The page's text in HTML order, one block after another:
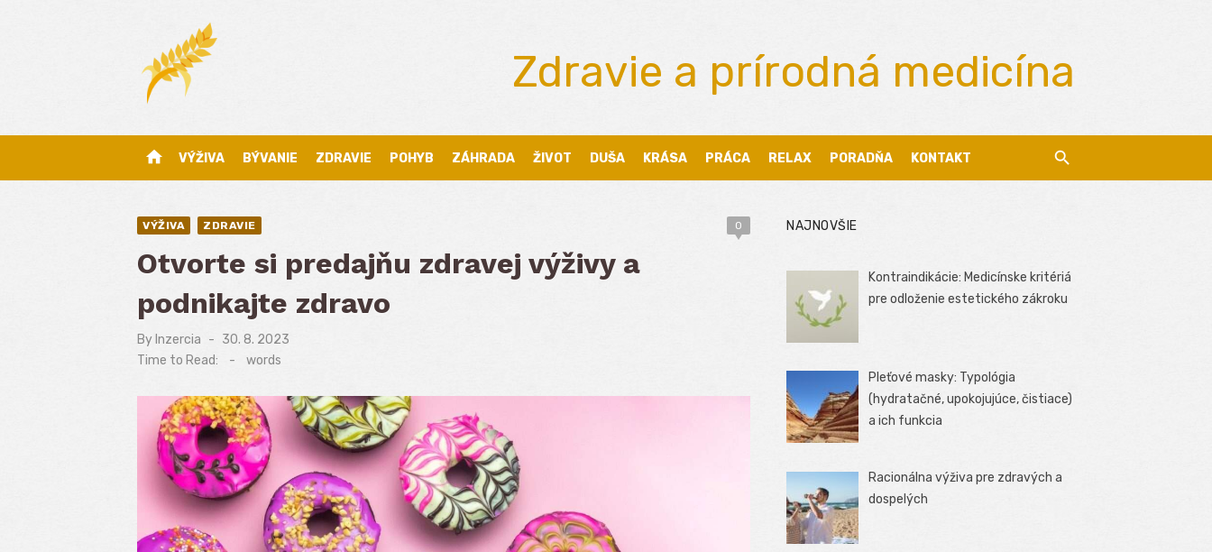
Zdravie a prírodná medicína
home VÝŽIVA BÝVANIE ZDRAVIE POHYB ZÁHRADA ŽIVOT DUŠA KRÁSA PRÁCA RELAX PORADŇA KONTAKT
VÝŽIVA ZDRAVIE 0
Otvorte si predajňu zdravej výživy a
podnikajte zdravo
By Inzercia
Posted
30. 8. 2023
Time to Read:
- words
NAJNOVŠIE
Kontraindikácie: Medicínske kritériá
pre odloženie estetického zákroku
Pleťové masky: Typológia
(hydratačné, upokojujúce, čistiace)
a ich funkcia
Racionálna výživa pre zdravých a
dospelých